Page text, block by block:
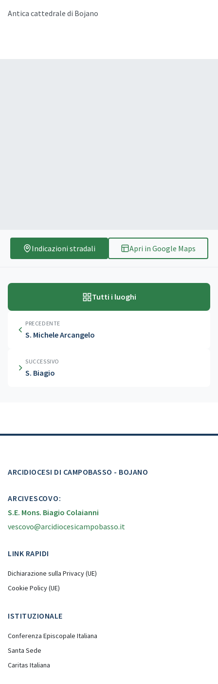
Antica cattedrale di Bojano
Indicazioni stradali Apri in Google Maps
PRECEDENTE
S. Michele Arcangelo
Tutti i luoghi
SUCCESSIVO
S. Biagio
ARCIDIOCESI DI CAMPOBASSO - BOJANO
ARCIVESCOVO:
S.E. Mons. Biagio Colaianni
vescovo@arcidiocesicampobasso.it
LINK RAPIDI
Dichiarazione sulla Privacy (UE)
Cookie Policy (UE)
ISTITUZIONALE
Conferenza Episcopale Italiana
Santa Sede
Caritas Italiana